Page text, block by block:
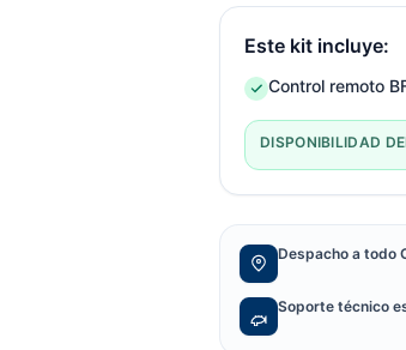
Este kit incluye:
Control remoto
DISPONIBILIDAD
Despacho a todo
Soporte técnico